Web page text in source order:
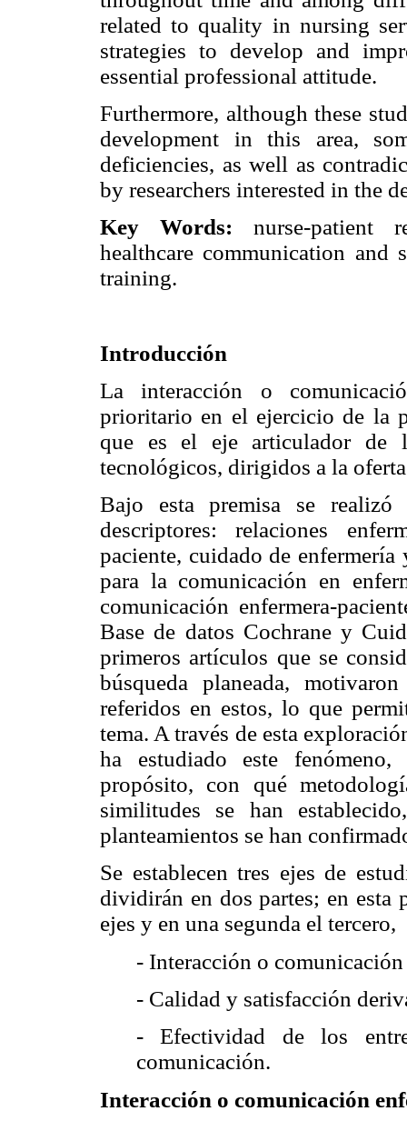
related to quality in nursing
strategies to develop and
essential professional attitude.
Furthermore, although these
development in this area,
deficiencies, as well as
by researchers interested in the
Key Words: nurse-patient
healthcare communication and
training.
Introducción
La interacción o
prioritario en el ejercicio de la
que es el eje articulador de
tecnológicos, dirigidos a la
Bajo esta premisa se
descriptores: relaciones
paciente, cuidado de
para la comunicación en
comunicación enfermera-
Base de datos Cochrane y
primeros artículos que se
búsqueda planeada,
referidos en estos, lo que
tema. A través de esta
ha estudiado este
propósito, con qué
similitudes se han
planteamientos se han
Se establecen tres ejes de
dividirán en dos partes; en esta
ejes y en una segunda el tercero,
- Interacción o
- Calidad y satisfacción
- Efectividad de los
comunicación.
Interacción o comunicación